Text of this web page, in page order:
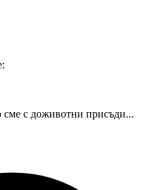
сме с доживотни присъди...